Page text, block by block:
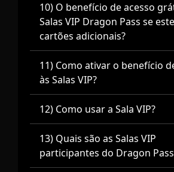
10) O benefício de acesso
Salas VIP Dragon Pass se
cartões adicionais?
11) Como ativar o benefício
às Salas VIP?
12) Como usar a Sala VIP?
13) Quais são as Salas VIP
participantes do Dragon